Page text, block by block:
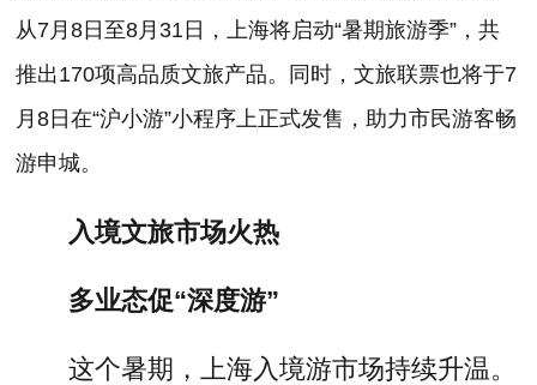
从7月8日至8月31日，上海将启动“暑期旅游季”，共
推出170项高品质文旅产品。同时，文旅联票也将于7
月8日在“沪小游”小程序上正式发售，助力市民游客畅
游申城。
入境文旅市场火热
多业态促“深度游”
这个暑期，上海入境游市场持续升温。